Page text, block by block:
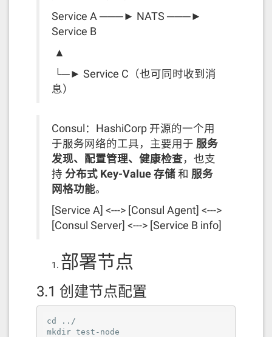
Service A ───► NATS ───►
Service B
​ ▲
​ └─► Service C（也可同时收到消
息）
Consul：HashiCorp 开源的一个用
于服务网络的工具，主要用于 服务
发现、配置管理、健康检查，也支
持 分布式 Key-Value 存储 和 服务
网格功能。
[Service A] <---> [Consul Agent] <--->
[Consul Server] <---> [Service B info]
部署节点
3.1 创建节点配置
cd ../
mkdir test-node